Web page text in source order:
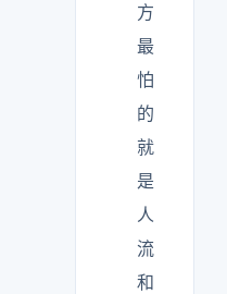
方
最
怕
的
就
是
人
流
和